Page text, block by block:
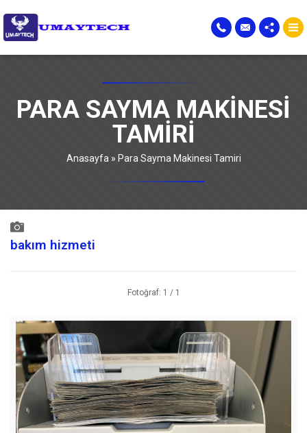
PARA SAYMA MAKINESI
TAMIRI
Anasayfa » Para Sayma Makinesi Tamiri
bakım hizmeti
Fotoğraf: 1 / 1